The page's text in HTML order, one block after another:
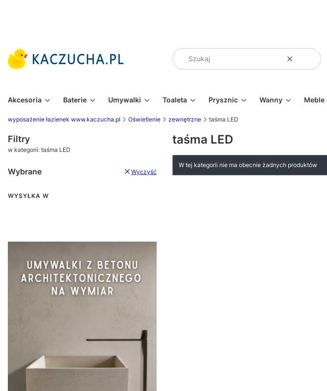
WyczyśćSzukaj
Akcesoria Baterie Umywalki Toaleta Prysznic Wanny Meble
wyposażenie łazienek www.kaczucha.pl Oświetlenie zewnętrzne taśma LED
Filtry
w kategorii: taśma LED
Wybrane Wyczyść
WYSYŁKA W
taśma LED
W tej kategorii nie ma obecnie żadnych produktów